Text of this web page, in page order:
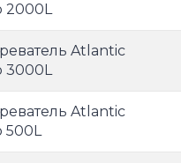
2000L
Atlantic
3000L
Atlantic
500L